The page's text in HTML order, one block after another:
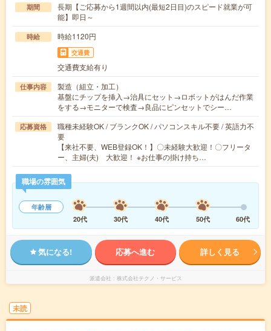
期間
長期【ご応募から1週間以内(最短2日目)のスピード就業が可
能】即日～
時給 時給1120円
交通費
交通費支給有り
仕事内容
製造（組立・加工）
基盤にチップを挿入→治具にセット→ロボットがはんだ作業
をする→モニターで検査→良品にピンセットでシー…
応募資格
職種未経験OK / ブランクOK / パソコンスキル不要 / 英語力不
要
【来社不要、WEB登録OK！】〇未経験大歓迎！〇フリータ
ー、主婦(夫) 大歓迎！ ※お仕事の掛け持ち…
職場の雰囲気
年齢層
20代
30代 40代 50代 60代
気になる! 応募へ進む 詳しく見る
派遣会社 株式会社テクノ・サービス
未読